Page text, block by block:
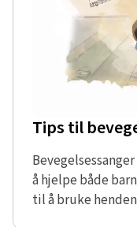
Tips til
å hjelpe både
til å bruke